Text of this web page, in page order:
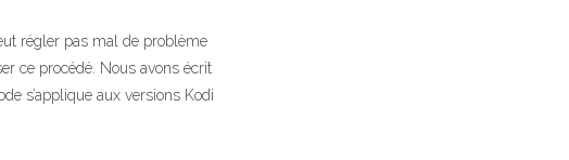
régler pas mal de problème
ce procédé. Nous avons écrit
s’applique aux versions Kodi